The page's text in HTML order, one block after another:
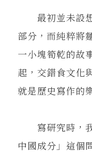
最初並未設想
部分，而純粹將
一小塊筍乾的故
起，交錯食文化
就是歷史寫作的
寫研究時，我
中國成分」這個